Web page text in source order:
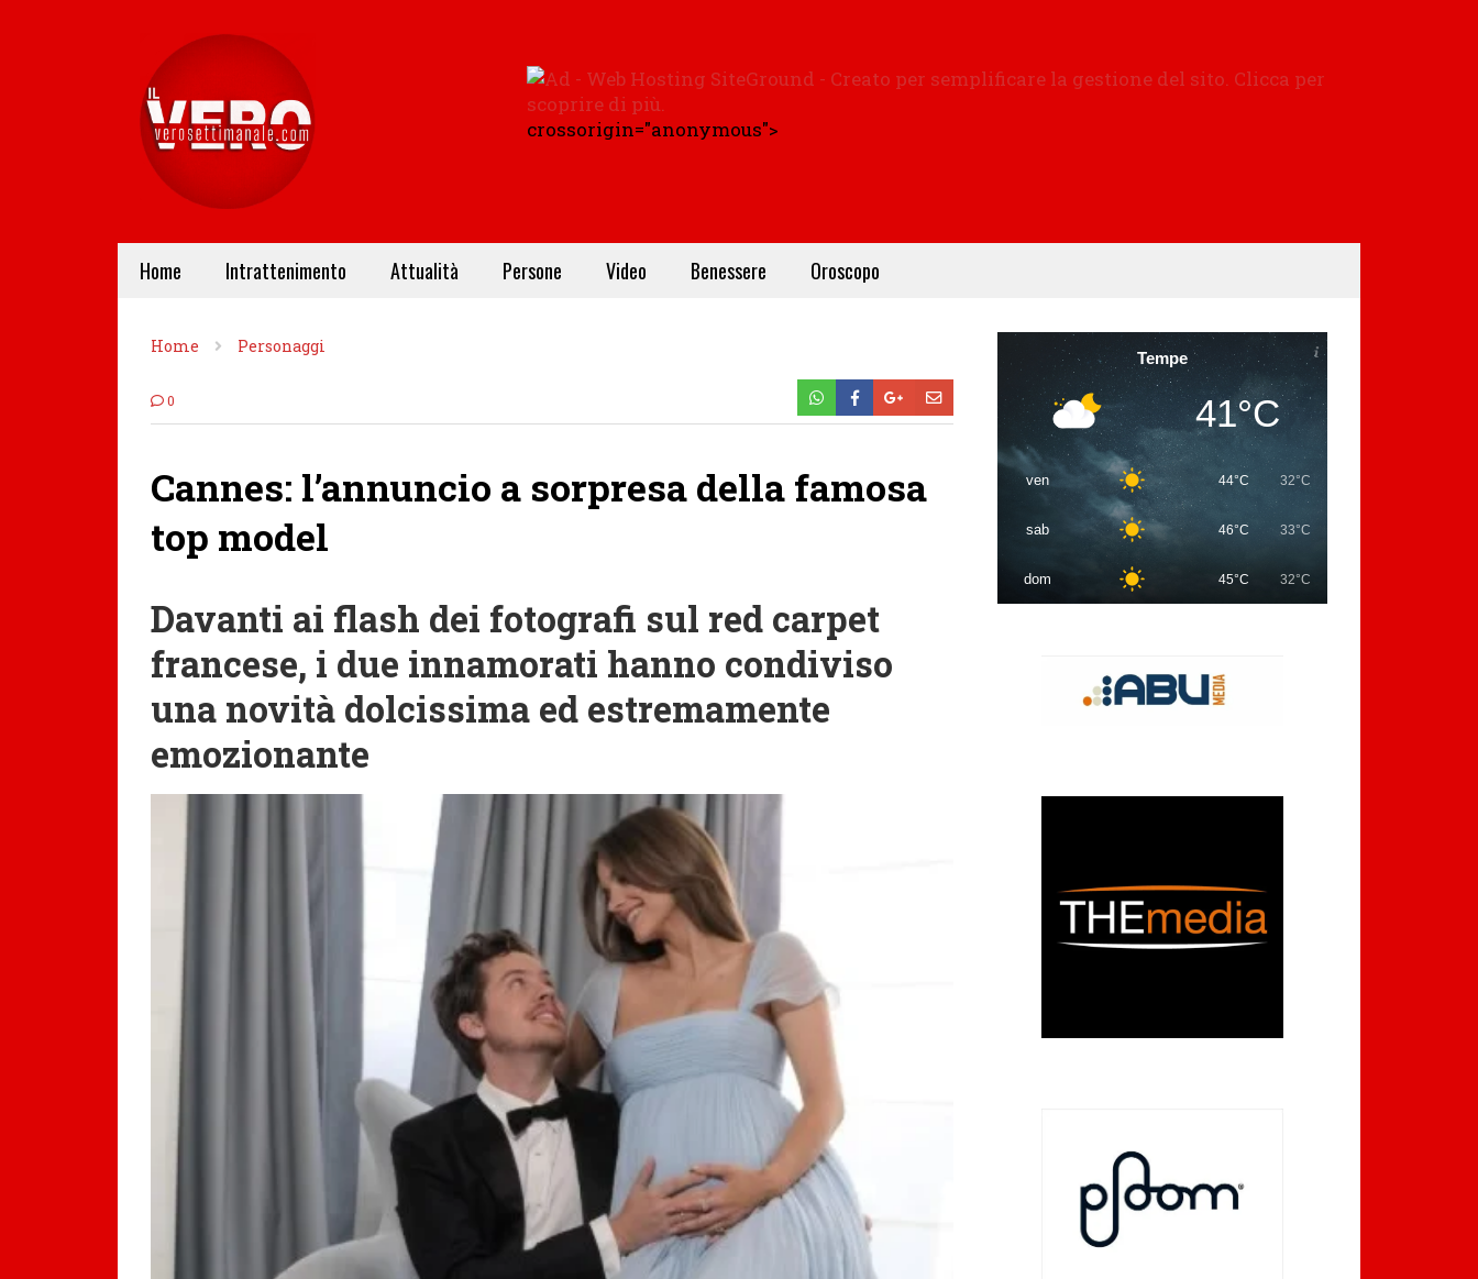
crossorigin="anonymous">
Home Intrattenimento Attualità Persone Video Benessere Oroscopo
Home Personaggi
0
Cannes: l’annuncio a sorpresa della famosa
top model
Davanti ai flash dei fotografi sul red carpet
francese, i due innamorati hanno condiviso
una novità dolcissima ed estremamente
emozionante
Tempe
41°C
ven 44°C 32°C
sab 46°C 33°C
dom 45°C 32°C